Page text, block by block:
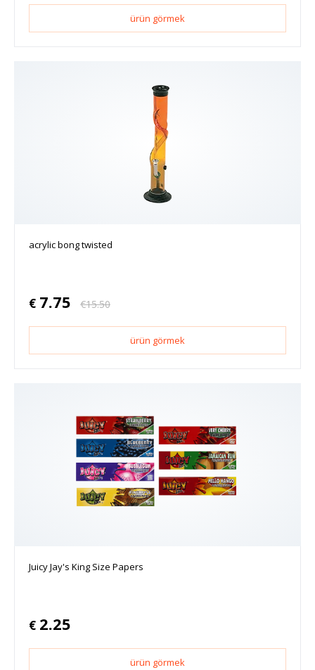
ürün görmek
acrylic bong twisted
€ 7.75 €15.50
ürün görmek
Juicy Jay's King Size Papers
€ 2.25
ürün görmek